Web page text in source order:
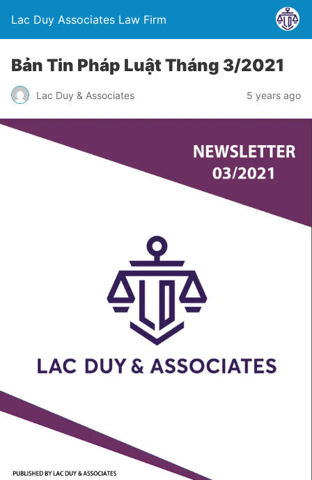
Lac Duy Associates Law Firm
Bản Tin Pháp Luật Tháng 3/2021
Lac Duy & Associates 5 years ago